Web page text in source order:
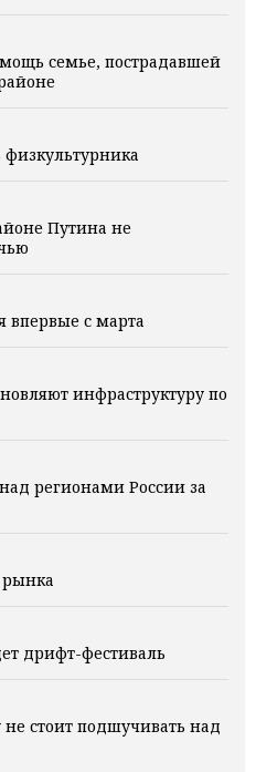
семье, пострадавшей
Путина не
впервые с марта
инфраструктуру по
регионами России за
рынка
дрифт-фестиваль
стоит подшучивать над